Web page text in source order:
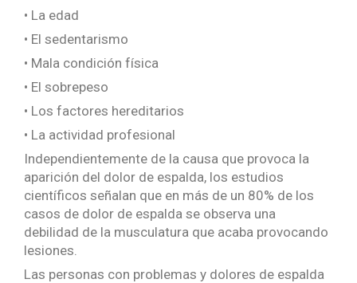
• La edad
• El sedentarismo
• Mala condición física
• El sobrepeso
• Los factores hereditarios
• La actividad profesional
Independientemente de la causa que provoca la
aparición del dolor de espalda, los estudios
científicos señalan que en más de un 80% de los
casos de dolor de espalda se observa una
debilidad de la musculatura que acaba provocando
lesiones.
Las personas con problemas y dolores de espalda